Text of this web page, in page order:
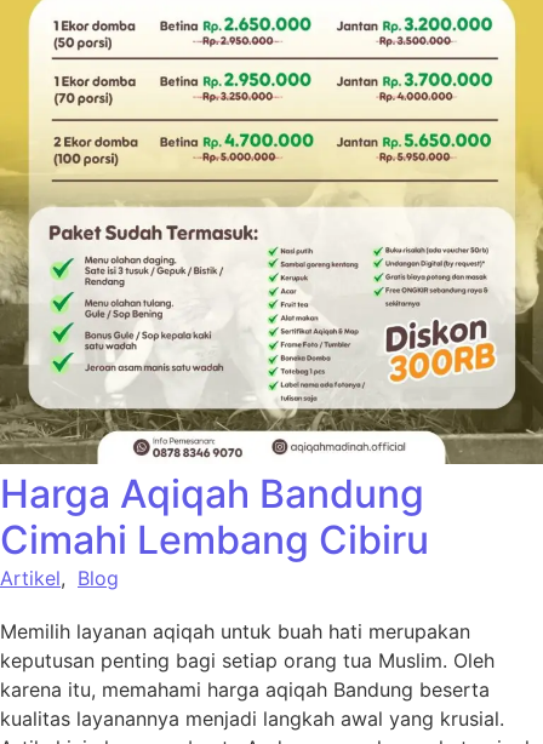
Harga Aqiqah Bandung
Cimahi Lembang Cibiru
Artikel, Blog
Memilih layanan aqiqah untuk buah hati merupakan
keputusan penting bagi setiap orang tua Muslim. Oleh
karena itu, memahami harga aqiqah Bandung beserta
kualitas layanannya menjadi langkah awal yang krusial.